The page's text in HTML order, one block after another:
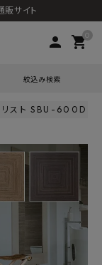
サイト
person 0
shopping_cart
絞込み検索
リスト SBU-600D